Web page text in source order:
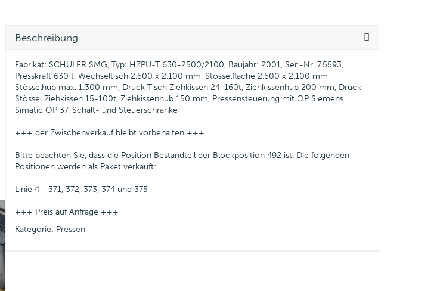
Beschreibung
Fabrikat: SCHULER SMG, Typ: HZPU-T 630-2500/2100, Baujahr: 2001, Ser.-Nr. 7.5593,
Presskraft 630 t, Wechseltisch 2.500 x 2.100 mm, Stösselfläche 2.500 x 2.100 mm,
Stösselhub max. 1.300 mm, Druck Tisch Ziehkissen 24-160t, Ziehkissenhub 200 mm, Druck
Stössel Ziehkissen 15-100t, Ziehkissenhub 150 mm, Pressensteuerung mit OP Siemens
Simatic OP 37, Schalt- und Steuerschränke
+++ der Zwischenverkauf bleibt vorbehalten +++
Bitte beachten Sie, dass die Position Bestandteil der Blockposition 492 ist. Die folgenden
Positionen werden als Paket verkauft:
Linie 4 - 371, 372, 373, 374 und 375
+++ Preis auf Anfrage +++
Kategorie: Pressen